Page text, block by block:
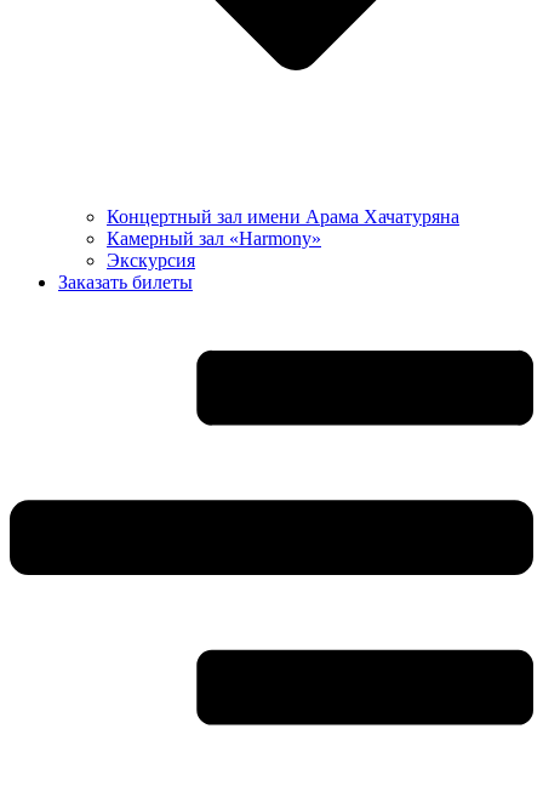
Концертный зал имени Арама Хачатуряна
Камерный зал «Harmony»
Экскурсия
Заказать билеты